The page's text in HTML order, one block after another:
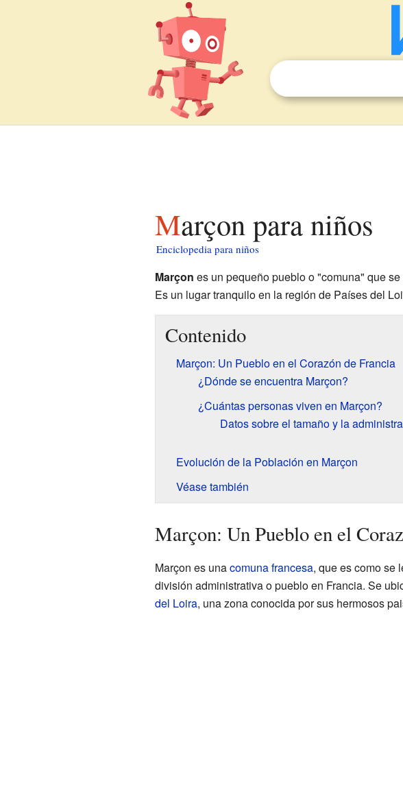
Marçon para niños
Enciclopedia para niños
Marçon es un pequeño pueblo o "comuna" que
Es un lugar tranquilo en la región de Países del
Contenido
Marçon: Un Pueblo en el Corazón de Francia
¿Dónde se encuentra Marçon?
¿Cuántas personas viven en Marçon?
Datos sobre el tamaño y la
Evolución de la Población en Marçon
Véase también
Marçon: Un Pueblo en el
Marçon es unacomuna francesa, que es como se
división administrativa o pueblo en Francia. Se
del Loira, una zona conocida por sus hermosos